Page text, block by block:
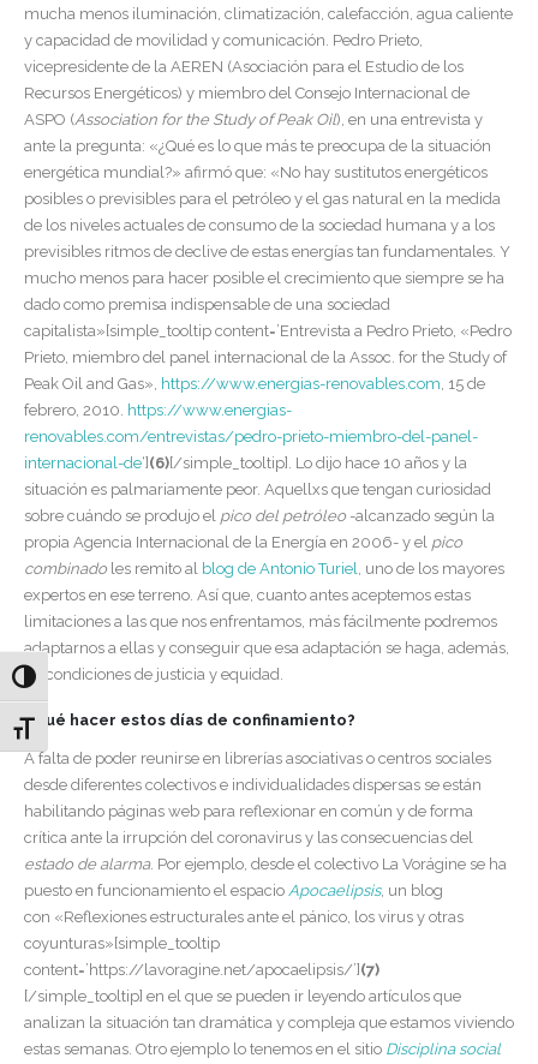
Alternar alto contraste
Alternar tamaño de letra
mucha menos iluminación, climatización, calefacción, agua caliente
y capacidad de movilidad y comunicación. Pedro Prieto,
vicepresidente de la AEREN (Asociación para el Estudio de los
Recursos Energéticos) y miembro del Consejo Internacional de
ASPO (Association for the Study of Peak Oil), en una entrevista y
ante la pregunta: «¿Qué es lo que más te preocupa de la situación
energética mundial?» afirmó que: «No hay sustitutos energéticos
posibles o previsibles para el petróleo y el gas natural en la medida
de los niveles actuales de consumo de la sociedad humana y a los
previsibles ritmos de declive de estas energías tan fundamentales. Y
mucho menos para hacer posible el crecimiento que siempre se ha
dado como premisa indispensable de una sociedad
capitalista»[simple_tooltip content=’Entrevista a Pedro Prieto, «Pedro
Prieto, miembro del panel internacional de la Assoc. for the Study of
Peak Oil and Gas», https://www.energias-renovables.com, 15 de
febrero, 2010. https://www.energias-
renovables.com/entrevistas/pedro-prieto-miembro-del-panel-
internacional-de‘] (6)[/simple_tooltip]. Lo dijo hace 10 años y la
situación es palmariamente peor. Aquellxs que tengan curiosidad
sobre cuándo se produjo el pico del petróleo -alcanzado según la
propia Agencia Internacional de la Energía en 2006- y el pico
combinado les remito al blog de Antonio Turiel, uno de los mayores
expertos en ese terreno. Así que, cuanto antes aceptemos estas
limitaciones a las que nos enfrentamos, más fácilmente podremos
adaptarnos a ellas y conseguir que esa adaptación se haga, además,
en condiciones de justicia y equidad.
¿Qué hacer estos días de confinamiento?
A falta de poder reunirse en librerías asociativas o centros sociales
desde diferentes colectivos e individualidades dispersas se están
habilitando páginas web para reflexionar en común y de forma
crítica ante la irrupción del coronavirus y las consecuencias del
estado de alarma. Por ejemplo, desde el colectivo La Vorágine se ha
puesto en funcionamiento el espacio Apocaelipsis, un blog
con «Reflexiones estructurales ante el pánico, los virus y otras
coyunturas»[simple_tooltip
content=’https://lavoragine.net/apocaelipsis/’] (7)
[/simple_tooltip] en el que se pueden ir leyendo artículos que
analizan la situación tan dramática y compleja que estamos viviendo
estas semanas. Otro ejemplo lo tenemos en el sitio Disciplina social